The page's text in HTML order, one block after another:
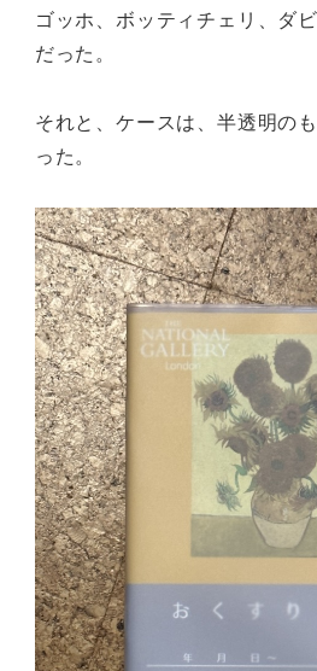
ゴッホ、ボッティチェリ、ダ
だった。
それと、ケースは、半透明の
った。